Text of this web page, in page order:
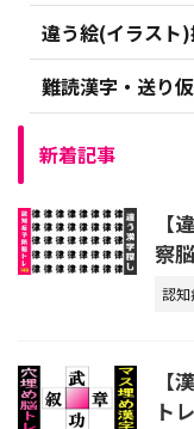
違う絵(イラスト
難読漢字・送り
新着記事
【
察
認知
【
トレ